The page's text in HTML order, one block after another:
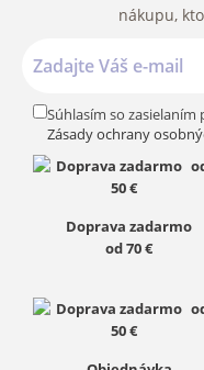
nákupu,
Súhlasím so zasielaním
Zásady ochrany
Doprava zadarmo
od 70 €